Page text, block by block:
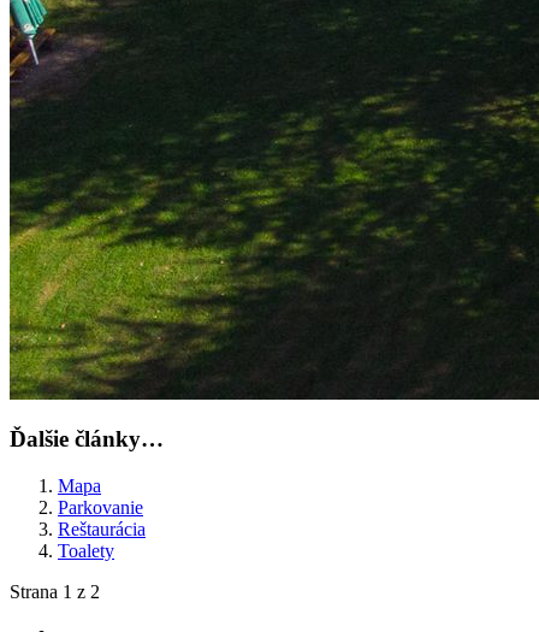
Ďalšie články…
Mapa
Parkovanie
Reštaurácia
Toalety
Strana 1 z 2